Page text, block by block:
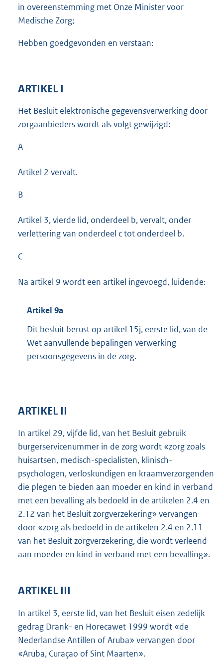
in overeenstemming met Onze Minister voor
Medische Zorg;
Hebben goedgevonden en verstaan:
ARTIKEL I
Het Besluit elektronische gegevensverwerking door
zorgaanbieders wordt als volgt gewijzigd:
A
Artikel 2 vervalt.
B
Artikel 3, vierde lid, onderdeel b, vervalt, onder
verlettering van onderdeel c tot onderdeel b.
C
Na artikel 9 wordt een artikel ingevoegd, luidende:
Artikel 9a
Dit besluit berust op artikel 15j, eerste lid, van de
Wet aanvullende bepalingen verwerking
persoonsgegevens in de zorg.
ARTIKEL II
In artikel 29, vijfde lid, van het Besluit gebruik
burgerservicenummer in de zorg wordt «zorg zoals
huisartsen, medisch-specialisten, klinisch-
psychologen, verloskundigen en kraamverzorgenden
die plegen te bieden aan moeder en kind in verband
met een bevalling als bedoeld in de artikelen 2.4 en
2.12 van het Besluit zorgverzekering» vervangen
door «zorg als bedoeld in de artikelen 2.4 en 2.11
van het Besluit zorgverzekering, die wordt verleend
aan moeder en kind in verband met een bevalling».
ARTIKEL III
In artikel 3, eerste lid, van het Besluit eisen zedelijk
gedrag Drank- en Horecawet 1999 wordt «de
Nederlandse Antillen of Aruba» vervangen door
«Aruba, Curaçao of Sint Maarten».